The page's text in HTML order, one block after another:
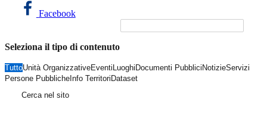
Facebook
Seleziona il tipo di contenuto
TuttoUnità OrganizzativeEventi Luoghi Documenti Pubblici NotizieServizi
Persone Pubbliche Info Territori Dataset
Cerca nel sito